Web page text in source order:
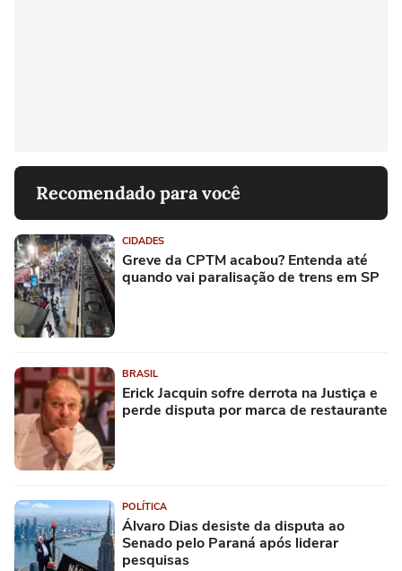
Recomendado para você
CIDADES
Greve da CPTM acabou? Entenda até
quando vai paralisação de trens em SP
BRASIL
Erick Jacquin sofre derrota na Justiça e
perde disputa por marca de restaurante
POLÍTICA
Álvaro Dias desiste da disputa ao
Senado pelo Paraná após liderar
pesquisas